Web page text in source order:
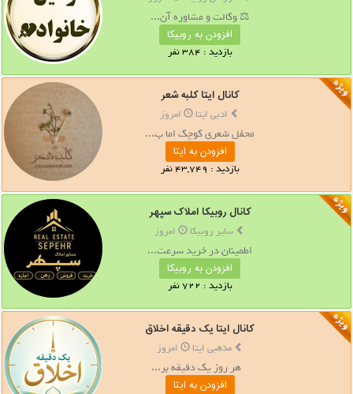
⚖️ وکالت و مشاوره آن...
افزودن به روبیکا
بازدید : 384 نفر
کانال ایتا کلبه شعر
ادبی ایتا امروز
محفل شعری کوچک اما ب...
افزودن به ایتا
بازدید : 43,749 نفر
کانال روبیکا املاک سپهر
سایر روبیکا امروز
اطمینان در خرید سرعت...
افزودن به روبیکا
بازدید : 722 نفر
کانال ایتا یک دقیقه اخلاق
مذهبی ایتا امروز
**هر روز یک دقیقه بر...
افزودن به ایتا